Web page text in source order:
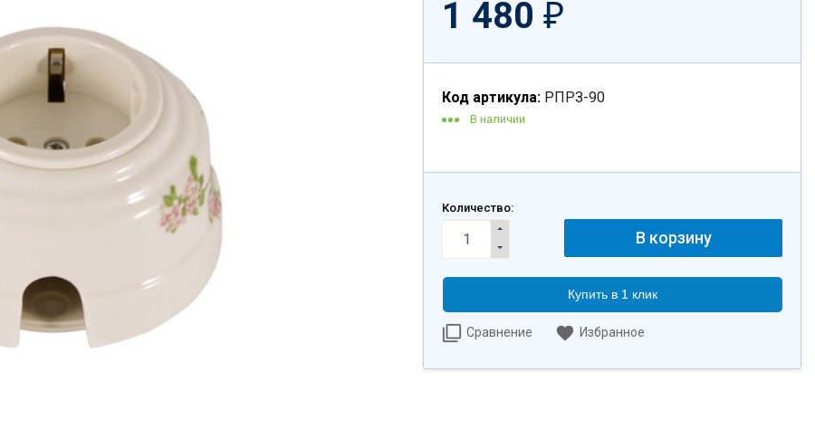
1 480 ₽
Код артикула: РПРЗ-90
В наличии
Количество:
Купить в 1 клик
Сравнение Избранное